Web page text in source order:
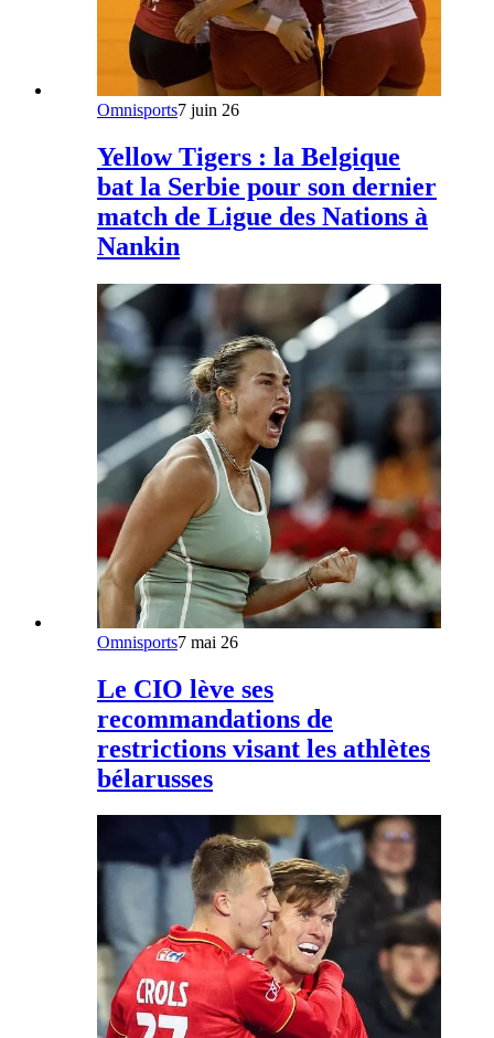
Omnisports7 juin 26
Yellow Tigers : la Belgique
bat la Serbie pour son dernier
match de Ligue des Nations à
Nankin
Omnisports7 mai 26
Le CIO lève ses
recommandations de
restrictions visant les athlètes
bélarusses